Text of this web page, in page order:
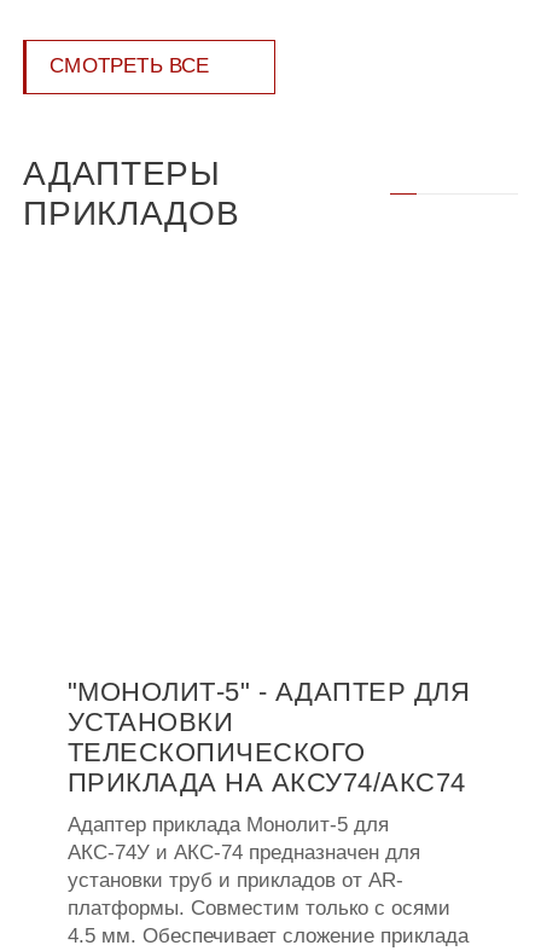
СМОТРЕТЬ ВСЕ
АДАПТЕРЫ
ПРИКЛАДОВ
"МОНОЛИТ-5" - АДАПТЕР ДЛЯ
УСТАНОВКИ
ТЕЛЕСКОПИЧЕСКОГО
ПРИКЛАДА НА АКСУ74/АКС74
Адаптер приклада Монолит-5 для
АКС-74У и АКС-74 предназначен для
установки труб и прикладов от AR-
платформы. Совместим только с осями
4.5 мм. Обеспечивает сложение приклада